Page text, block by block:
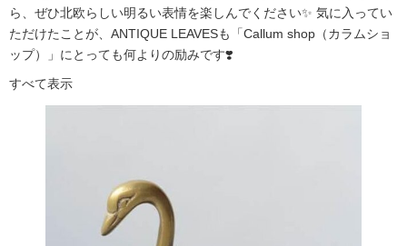
ら、ぜひ北欧らしい明るい表情を楽しんでください✨ 気に入ってい
ただけたことが、ANTIQUE LEAVESも「Callum shop（カラムショ
ップ）」にとっても何よりの励みです❣️
すべて表示